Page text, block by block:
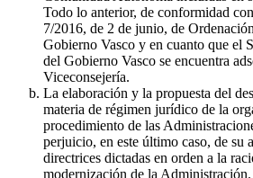
Todo lo anterior, de conformidad
7/2016, de 2 de junio, de
Gobierno Vasco y en cuanto que el
del Gobierno Vasco se encuentra
Viceconsejería.
La elaboración y la propuesta del
materia de régimen jurídico de la
procedimiento de las
perjuicio, en este último caso, de su
directrices dictadas en orden a la
modernización de la Administración.